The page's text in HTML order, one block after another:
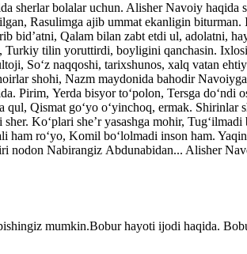
sherlar bolalar uchun. Alisher Navoiy haqida
Rasulimga ajib ummat ekanligin
Qalam bilan zabt etdi ul, adolatni,
tilin yoruttirdi, boyligini qanchasin.
So‘z naqqoshi, tarixshunos, xalq vatan
shohi, Nazm maydonida bahodir
Pirim, Yerda bisyor to‘polon, Tersga do‘ndi
Qismat go‘yo o‘yinchoq, ermak.
Ko‘plari she’r yasashga mohir,
ro‘yo, Komil bo‘lolmadi inson ham.
Nabirangiz Abdunabidan... Alisher
mumkin.Bobur hayoti ijodi haqida.